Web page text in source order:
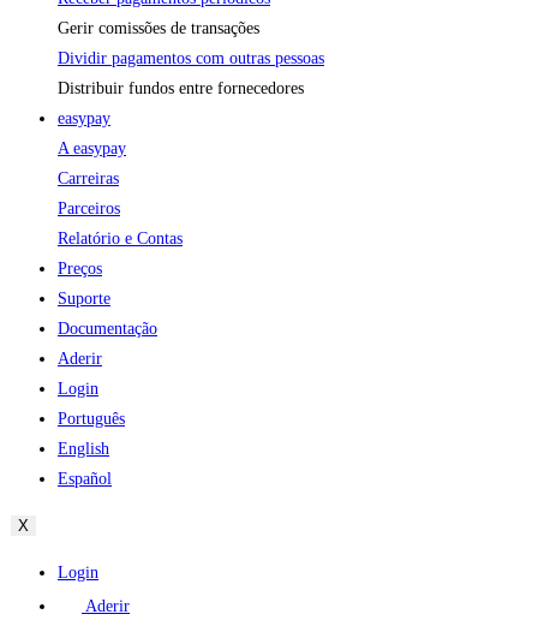
Gerir comissões de transações
Dividir pagamentos com outras pessoas
Distribuir fundos entre fornecedores
easypay
A easypay
Carreiras
Parceiros
Relatório e Contas
Preços
Suporte
Documentação
Aderir
Login
Português
English
Español
X
Login
Aderir